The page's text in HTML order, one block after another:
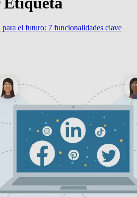
el futuro: 7 funcionalidades clave